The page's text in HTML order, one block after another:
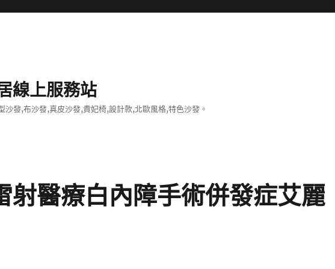
線上服務站
發,布沙發,真皮沙發,貴妃椅,設計款,北歐風格,特色沙發。
射醫療白內障手術併發症艾麗